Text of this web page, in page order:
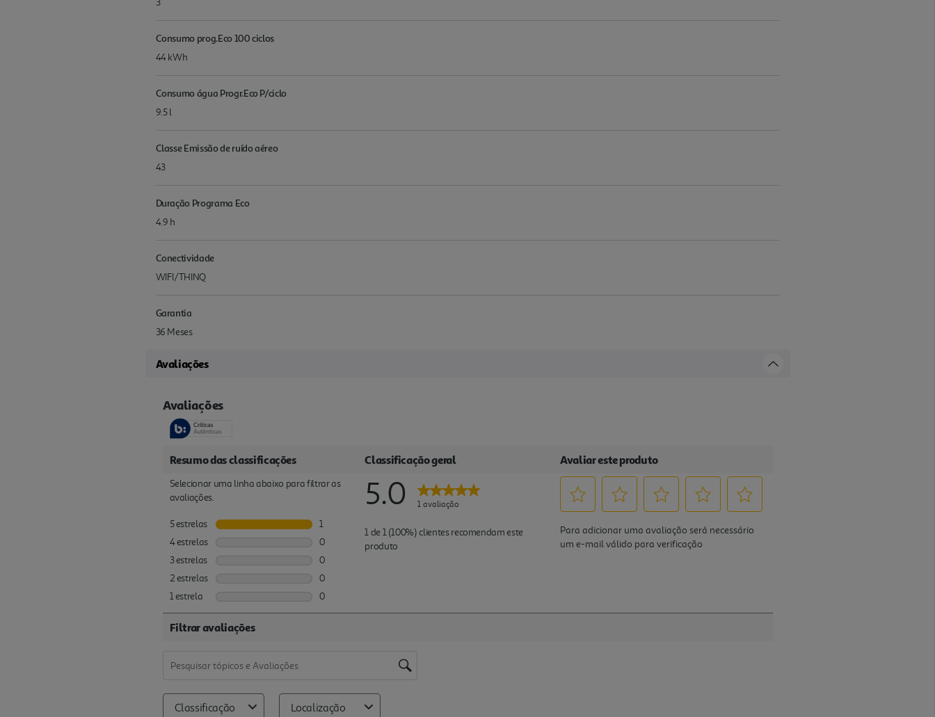
3
Consumo prog.Eco 100 ciclos
44 kWh
Consumo água Progr.Eco P/ciclo
9.5 l
Classe Emissão de ruído aéreo
43
Duração Programa Eco
4.9 h
Conectividade
WIFI/THINQ
Garantia
36 Meses
Avaliações